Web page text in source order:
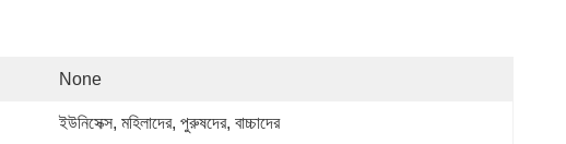
None
ইউনিসেক্স, মহিলাদের, পুরুষদের, বাচ্চাদের